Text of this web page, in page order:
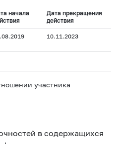
начала
Дата прекращения
действия
10.11.2023
участника
в содержащихся